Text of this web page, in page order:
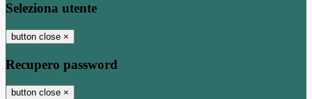
Seleziona utente
button close ×
Recupero password
button close ×